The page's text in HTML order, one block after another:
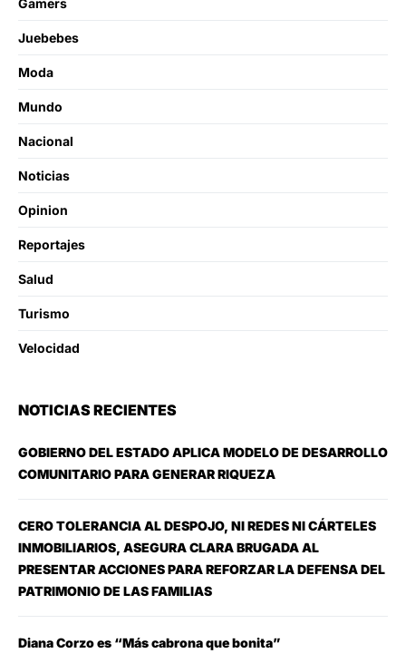
Gamers
Juebebes
Moda
Mundo
Nacional
Noticias
Opinion
Reportajes
Salud
Turismo
Velocidad
NOTICIAS RECIENTES
GOBIERNO DEL ESTADO APLICA MODELO DE DESARROLLO
COMUNITARIO PARA GENERAR RIQUEZA
CERO TOLERANCIA AL DESPOJO, NI REDES NI CÁRTELES
INMOBILIARIOS, ASEGURA CLARA BRUGADA AL
PRESENTAR ACCIONES PARA REFORZAR LA DEFENSA DEL
PATRIMONIO DE LAS FAMILIAS
Diana Corzo es “Más cabrona que bonita”